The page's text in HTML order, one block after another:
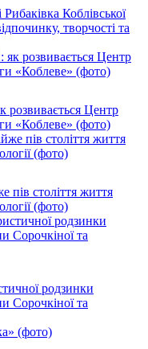
Коблівської
творчості та
розвивається Центр
«Коблеве» (фото)
пів століття життя
(фото)
родзинки
Сорочкіної та